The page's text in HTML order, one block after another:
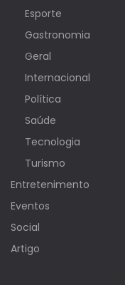
Esporte
Gastronomia
Geral
Internacional
Política
Saúde
Tecnologia
Turismo
Entretenimento
Eventos
Social
Artigo